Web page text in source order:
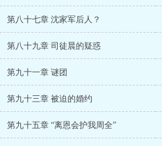
第八十七章 沈家军后人？
第八十九章 司徒晨的疑惑
第九十一章 谜团
第九十三章 被迫的婚约
第九十五章 “离恩会护我周全”